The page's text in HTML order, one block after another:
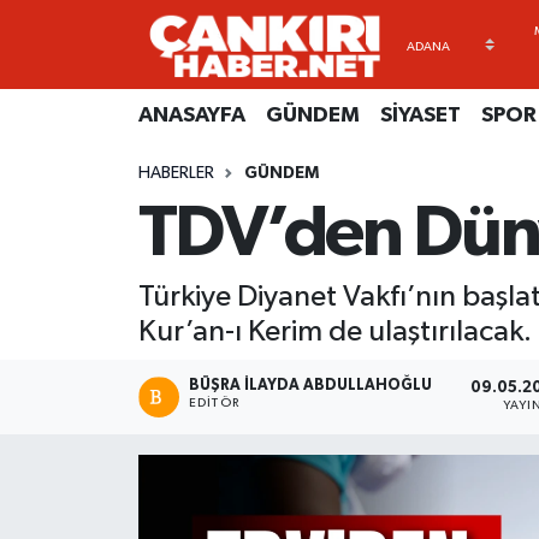
ANASAYFA GÜNDEM SİYASET SPOR
HABERLER GÜNDEM
TDV’den
Türkiye Diyanet Vakfı’nın
Kur’an-ı Kerim de ulaştırılacak.
BÜŞRA İLAYDA ABDULLAHOĞLU
EDITÖR
ANASAYFA
SİYASET
EKONOMİ
EĞİTİM
RESMİ İLANLAR
Künye
Gizlilik Sözleşmesi
EKONOMİ
GÜNDEM
kimdir-nedir-nasil
Merkez Hava Durumu
Süper Lig Puan Durumu ve Fikstür
Son Dakika Haberleri
Haber Arşivi